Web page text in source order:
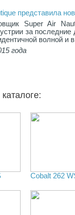
представила
Super Air
за
волной и
года
Cobalt 262